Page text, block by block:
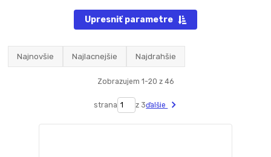
Upresniť parametre
Najnovšie Najlacnejšie Najdrahšie
Zobrazujem 1-20 z 46
strana z 3ďalšie